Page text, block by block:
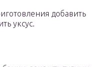
добавить
уксус.